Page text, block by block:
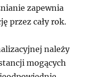
zapewnia
przez cały rok.
należy
mogących